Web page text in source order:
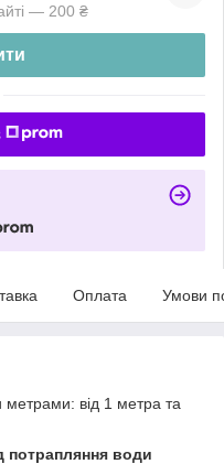
— 200 ₴
Оплата Умови
від 1 метра та
потрапляння води